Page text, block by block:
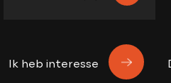
Ik heb interesse